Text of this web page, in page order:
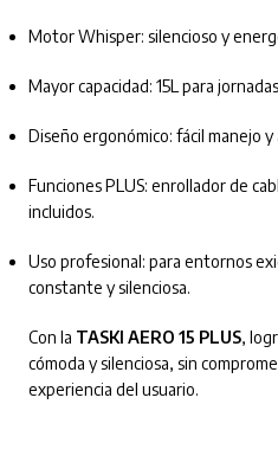
Motor Whisper: silencioso y
Mayor capacidad: 15L para
Diseño ergonómico: fácil manejo
Funciones PLUS: enrollador de
incluidos.
Uso profesional: para entornos
constante y silenciosa.
Con la TASKI AERO 15 PLUS,
cómoda y silenciosa, sin
experiencia del usuario.